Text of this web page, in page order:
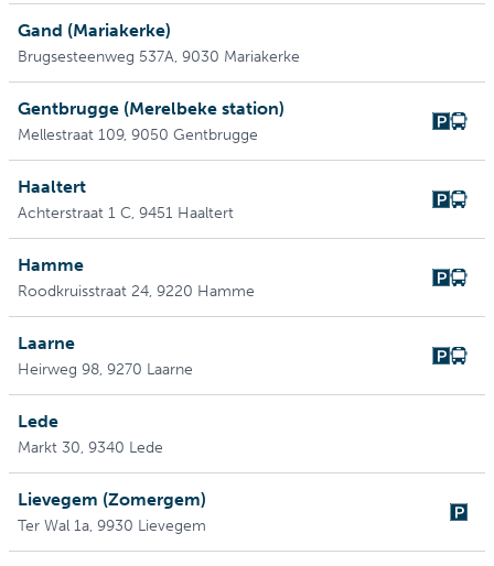
Gand (Mariakerke)
Brugsesteenweg 537A, 9030 Mariakerke
Gentbrugge (Merelbeke station)
Mellestraat 109, 9050 Gentbrugge
Haaltert
Achterstraat 1 C, 9451 Haaltert
Hamme
Roodkruisstraat 24, 9220 Hamme
Laarne
Heirweg 98, 9270 Laarne
Lede
Markt 30, 9340 Lede
Lievegem (Zomergem)
Ter Wal 1a, 9930 Lievegem